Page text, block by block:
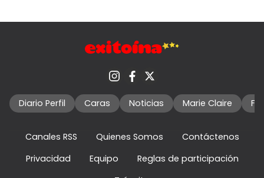
Diario Perfil Caras Noticias Marie Claire
Canales RSS Quienes Somos
Contáctenos
Privacidad
Equipo
Reglas de participación